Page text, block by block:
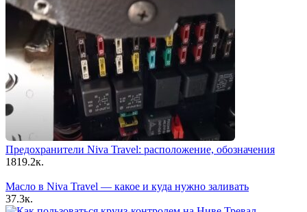
Предохранители Niva Travel: расположение, обозначения
1819.2к.
Масло в Niva Travel — какое и куда нужно заливать
37.3к.